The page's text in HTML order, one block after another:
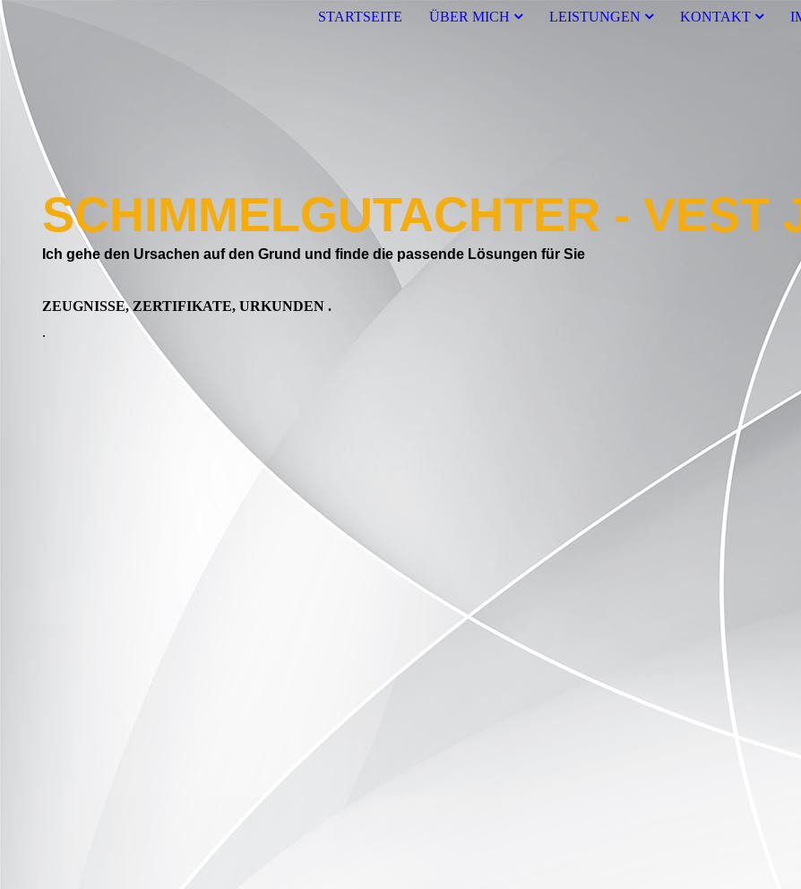
STARTSEITE ÜBER MICH LEISTUNGEN KONTAKT
SCHIMMELGUTACHTER -
Ich gehe den Ursachen auf den Grund und finde die passende Lösungen für Sie
ZEUGNISSE, ZERTIFIKATE, URKUNDEN .
.